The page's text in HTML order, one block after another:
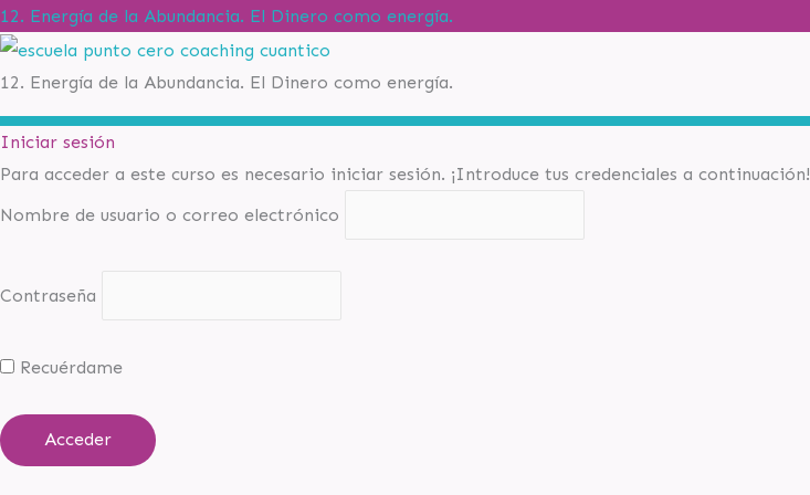
12. Energía de la Abundancia. El Dinero como energía.
12. Energía de la Abundancia. El Dinero como energía.
Iniciar sesión
Para acceder a este curso es necesario iniciar sesión. ¡Introduce tus credenciales a continuación!
Nombre de usuario o correo electrónico
Contraseña
Recuérdame